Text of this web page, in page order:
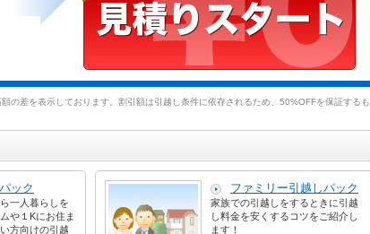
差を表示しております。割引額は引越し条件に依存されるため、50%OFFを保証するも
ック
一人暮らしを
や１Kにお住ま
方向けの引越
ファミリー引越しパック
家族での引越しをするときに引越
し料金を安くするコツをご紹介し
ます！